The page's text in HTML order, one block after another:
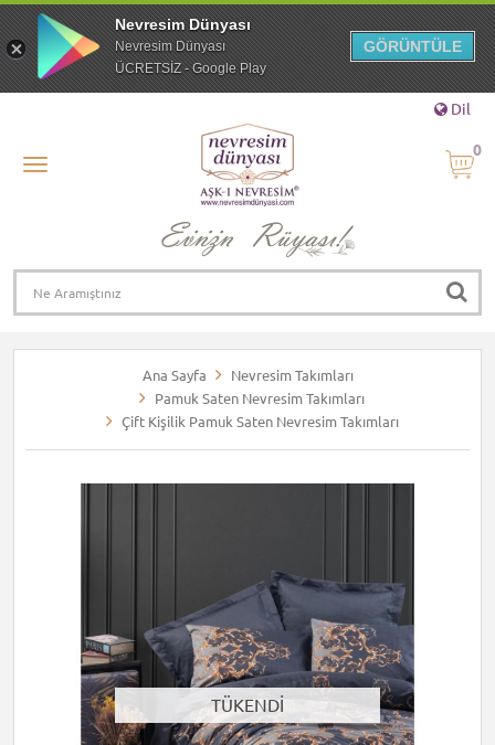
Dil
0
Ana Sayfa
Nevresim Takımları
Pamuk Saten Nevresim Takımları
Çift Kişilik Pamuk Saten Nevresim Takımları
TÜKENDİ
Nevresim Dünyası
Nevresim Dünyası
ÜCRETSİZ - Google Play
GÖRÜNTÜLE